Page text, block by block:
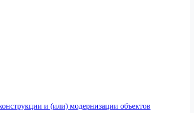
и (или) модернизации объектов